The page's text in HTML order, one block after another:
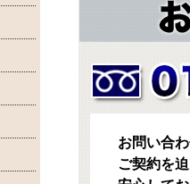
お問い合
ご契約を